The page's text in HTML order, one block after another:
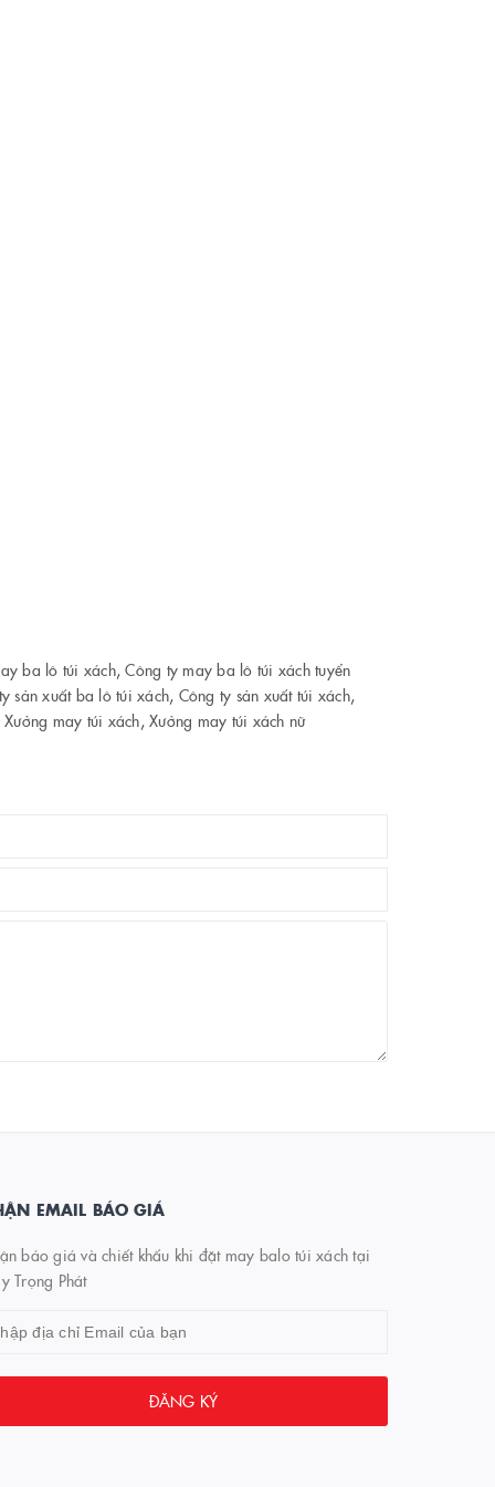
ba lô túi xách,Công ty may ba lô túi xách tuyển
sản xuất ba lô túi xách, Công ty sản xuất túi xách,
Xưởng may túi xách, Xưởng may túi xách nữ
EMAIL BÁO GIÁ
báo giá và chiết khấu khi đặt may balo túi xách tại
Trọng Phát
ĐĂNG KÝ